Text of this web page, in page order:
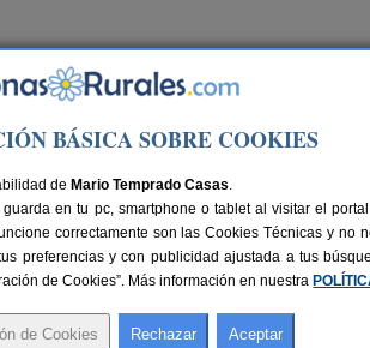
Ir a Versión PC
tu viaje con tu gente en el alojamiento rural de
BÁSICA SOBRE COOKIES
de Mario Temprado Casas.
en tu pc, smartphone o tablet al visitar el
correctamente son las Cookies Técnicas y no
preferencias y con publicidad ajustada a tus
de Cookies”. Más información en nuestra